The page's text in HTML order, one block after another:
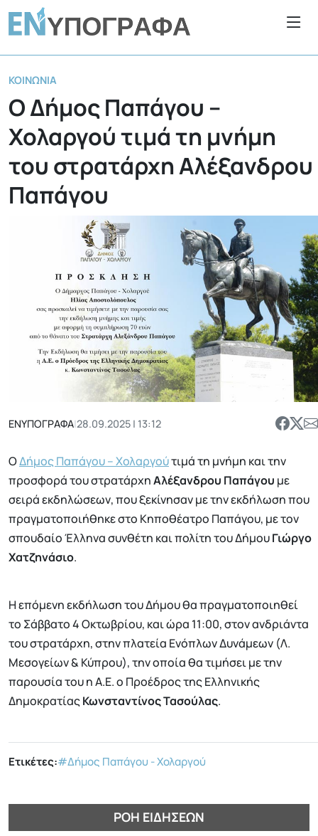
ΚΟΙΝΩΝΊΑ
Ο Δήμος Παπάγου –
Χολαργού τιμά τη μνήμη
του στρατάρχη Αλέξανδρου
Παπάγου
ΕΝΥΠΟΓΡΑΦΑ|28.09.2025 | 13:12
ΟΔήμος Παπάγου – Χολαργούτιμά τη μνήμη και την
προσφορά του στρατάρχηΑλέξανδρου Παπάγου με
σειρά εκδηλώσεων, που ξεκίνησαν με την εκδήλωση που
πραγματοποιήθηκε στο Κηποθέατρο Παπάγου, με τον
σπουδαίο Έλληνα συνθέτη και πολίτη του ΔήμουΓιώργο
Χατζηνάσιο.
Η επόμενη εκδήλωση του Δήμου θα πραγματοποιηθεί
το Σάββατο 4 Οκτωβρίου, και ώρα 11:00, στον ανδριάντα
του στρατάρxη, στην πλατεία Ενόπλων Δυνάμεων (Λ.
Μεσογείων & Κύπρου), την οποία θα τιμήσει με την
παρουσία του η Α.Ε. ο Προέδρος της Ελληνικής
ΔημοκρατίαςΚωνσταντίνος Τασούλας.
Ετικέτες:#Δήμος Παπάγου - Χολαργού
ΡΟΉ ΕΙΔΉΣΕΩΝ